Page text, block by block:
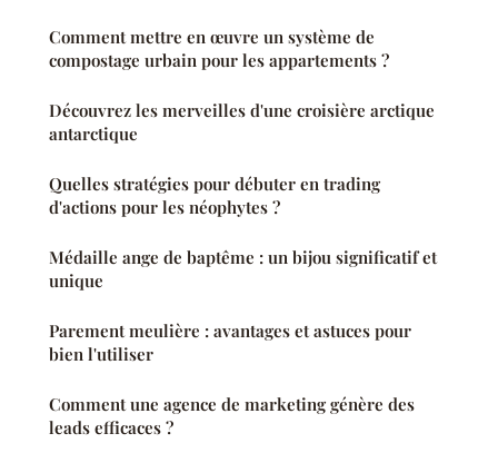
Comment mettre en œuvre un système de
compostage urbain pour les appartements ?
Découvrez les merveilles d'une croisière arctique
antarctique
Quelles stratégies pour débuter en trading
d'actions pour les néophytes ?
Médaille ange de baptême : un bijou significatif et
unique
Parement meulière : avantages et astuces pour
bien l'utiliser
Comment une agence de marketing génère des
leads efficaces ?